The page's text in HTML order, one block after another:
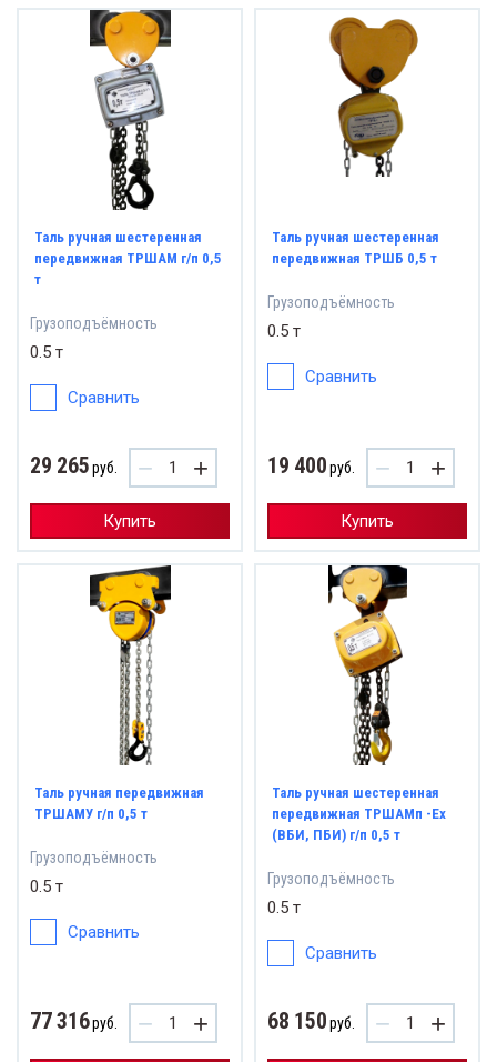
Таль ручная шестеренная
передвижная ТРШАМ г/п 0,5
т
Грузоподъёмность
0.5 т
Сравнить
29 265руб. − +
Купить
Таль ручная шестеренная
передвижная ТРШБ 0,5 т
Грузоподъёмность
0.5 т
Сравнить
19 400руб. − +
Купить
Таль ручная передвижная
ТРШАМУ г/п 0,5 т
Грузоподъёмность
0.5 т
Сравнить
77 316руб. − +
Таль ручная шестеренная
передвижная ТРШАМп -Eх
(ВБИ, ПБИ) г/п 0,5 т
Грузоподъёмность
0.5 т
Сравнить
68 150руб. − +